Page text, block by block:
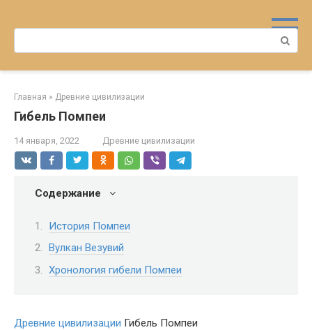
Поиск:
Главная » Древние цивилизации
Гибель Помпеи
14 января, 2022 Древние цивилизации
Содержание
История Помпеи
Вулкан Везувий
Хронология гибели Помпеи
Древние цивилизации Гибель Помпеи